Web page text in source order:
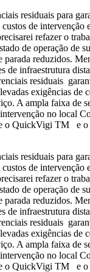
residuais para
de
refazer o
de operação de
reduzidos.
infraestrutura
residuais
exigências de
A ampla faixa de
no
QuickVigi TM e o
residuais para
de
refazer o
de operação de
reduzidos.
infraestrutura
residuais
exigências de
A ampla faixa de
no
QuickVigi TM e o